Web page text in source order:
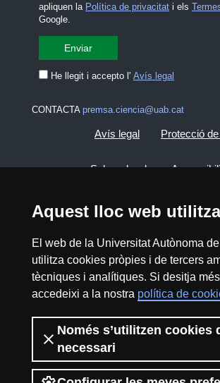
Aquest lloc web
El web de la Universitat Autònoma
utilitza cookies pròpies i de tercers
tècniques i analítiques. Si desitja
accedeixi a la nostra política de
Només s’utilitzen cookies
necessari
apliquen la Política de privacitati els
Google.
He llegit i accepto l' Avís legal
CONTACTA premsa.ciencia@uab.cat
Avís legal Protecció
Sobre el web
Mapa del web UAB
2026 Divulga UAB - Creative
Reconeixement - No Comercial
ISSN: 2014-6388
View low-bandwidth version